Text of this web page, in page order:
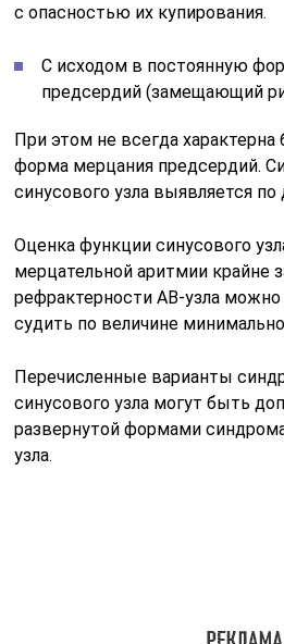
с опасностью их купирования.
С исходом в постоянную
предсердий (замещающий
При этом не всегда характерна
форма мерцания предсердий.
синусового узла выявляется
Оценка функции синусового
мерцательной аритмии крайне
рефрактерности АВ-узла
судить по величине
Перечисленные варианты
синусового узла могут быть
развернутой формами
узла.